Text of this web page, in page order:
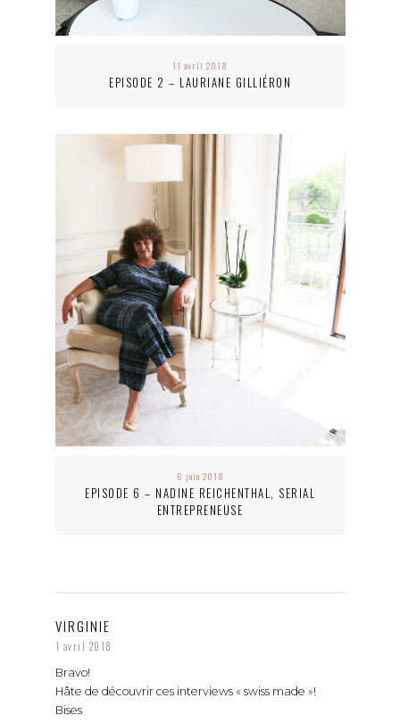
11 avril 2018
EPISODE 2 – LAURIANE GILLIÉRON
6 juin 2018
EPISODE 6 – NADINE REICHENTHAL, SERIAL
ENTREPRENEUSE
VIRGINIE
1 avril 2018
Bravo!
Hâte de découvrir ces interviews « swiss made »!
Bises